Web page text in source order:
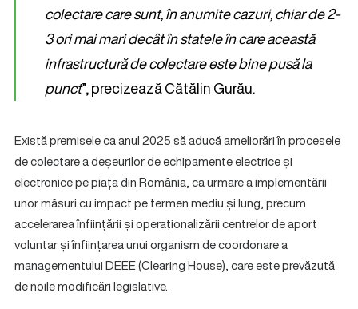
colectare care sunt, în anumite cazuri, chiar de 2-
3 ori mai mari decât în statele în care această
infrastructură de colectare este bine pusă la
punct”, precizează Cătălin Gurău.
Există premisele ca anul 2025 să aducă ameliorări în procesele
de colectare a deșeurilor de echipamente electrice și
electronice pe piața din România, ca urmare a implementării
unor măsuri cu impact pe termen mediu și lung, precum
accelerarea înființării și operaționalizării centrelor de aport
voluntar și înființarea unui organism de coordonare a
managementului DEEE (Clearing House), care este prevăzută
de noile modificări legislative.